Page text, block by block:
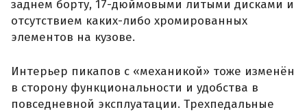
заднем борту, 17-дюймовыми литыми дисками и
отсутствием каких-либо хромированных
элементов на кузове.
Интерьер пикапов с «механикой» тоже изменён
в сторону функциональности и удобства в
повседневной эксплуатации. Трехпедальные